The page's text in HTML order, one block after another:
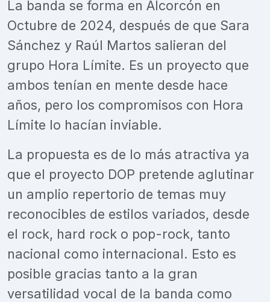
La banda se forma en Alcorcón en
Octubre de 2024, después de que Sara
Sánchez y Raúl Martos salieran del
grupo Hora Límite. Es un proyecto que
ambos tenían en mente desde hace
años, pero los compromisos con Hora
Límite lo hacían inviable.
La propuesta es de lo más atractiva ya
que el proyecto DOP pretende aglutinar
un amplio repertorio de temas muy
reconocibles de estilos variados, desde
el rock, hard rock o pop-rock, tanto
nacional como internacional. Esto es
posible gracias tanto a la gran
versatilidad vocal de la banda como